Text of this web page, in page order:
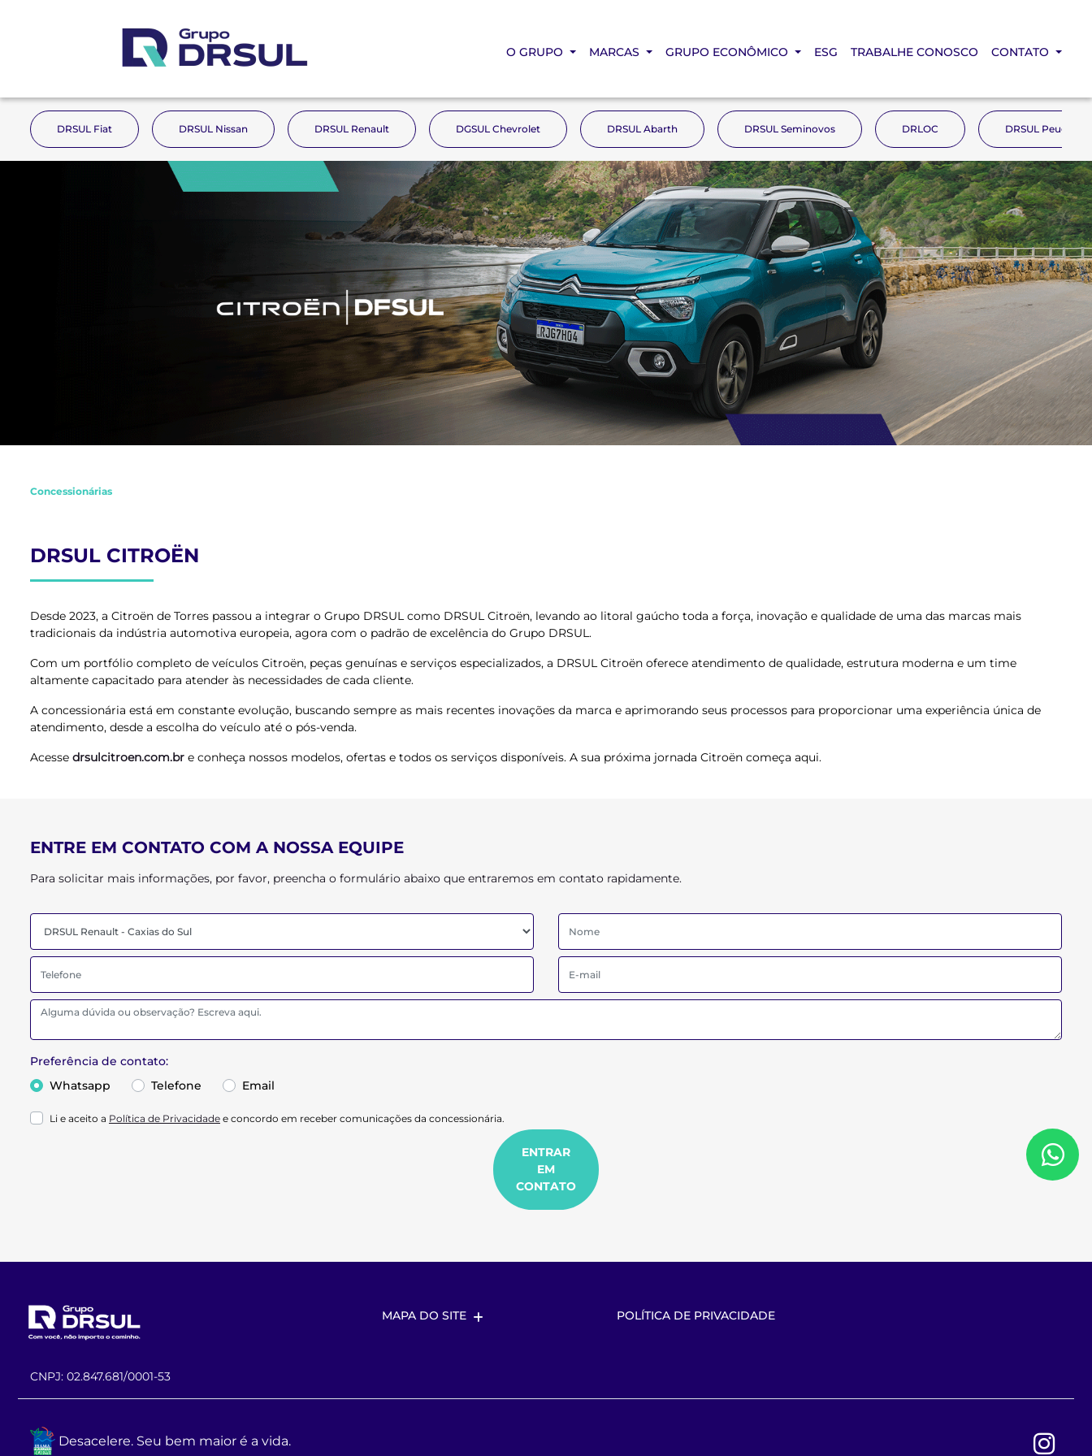
O GRUPO MARCAS GRUPO ECONÔMICO ESG TRABALHE CONOSCO CONTATO
DRSUL Fiat DRSUL Nissan DRSUL Renault DGSUL Chevrolet DRSUL Abarth DRSUL Seminovos DRLOC DRSUL Peugeot
Concessionárias
DRSUL CITROËN
Desde 2023, a Citroën de Torres passou a integrar o Grupo DRSUL como DRSUL Citroën, levando ao litoral gaúcho toda a força, inovação e qualidade de uma das marcas mais
tradicionais da indústria automotiva europeia, agora com o padrão de excelência do Grupo DRSUL.
Com um portfólio completo de veículos Citroën, peças genuínas e serviços especializados, a DRSUL Citroën oferece atendimento de qualidade, estrutura moderna e um time
altamente capacitado para atender às necessidades de cada cliente.
A concessionária está em constante evolução, buscando sempre as mais recentes inovações da marca e aprimorando seus processos para proporcionar uma experiência única de
atendimento, desde a escolha do veículo até o pós-venda.
Acesse drsulcitroen.com.br e conheça nossos modelos, ofertas e todos os serviços disponíveis. A sua próxima jornada Citroën começa aqui.
ENTRE EM CONTATO COM A NOSSA EQUIPE
Para solicitar mais informações, por favor, preencha o formulário abaixo que entraremos em contato rapidamente.
Preferência de contato:
Whatsapp
Telefone Email
Li e aceito a Política de Privacidade e concordo em receber comunicações da concessionária.
ENTRAR
EM
CONTATO
MAPA DO SITE POLÍTICA DE PRIVACIDADE
CNPJ: 02.847.681/0001-53
Desacelere. Seu bem maior é a vida.